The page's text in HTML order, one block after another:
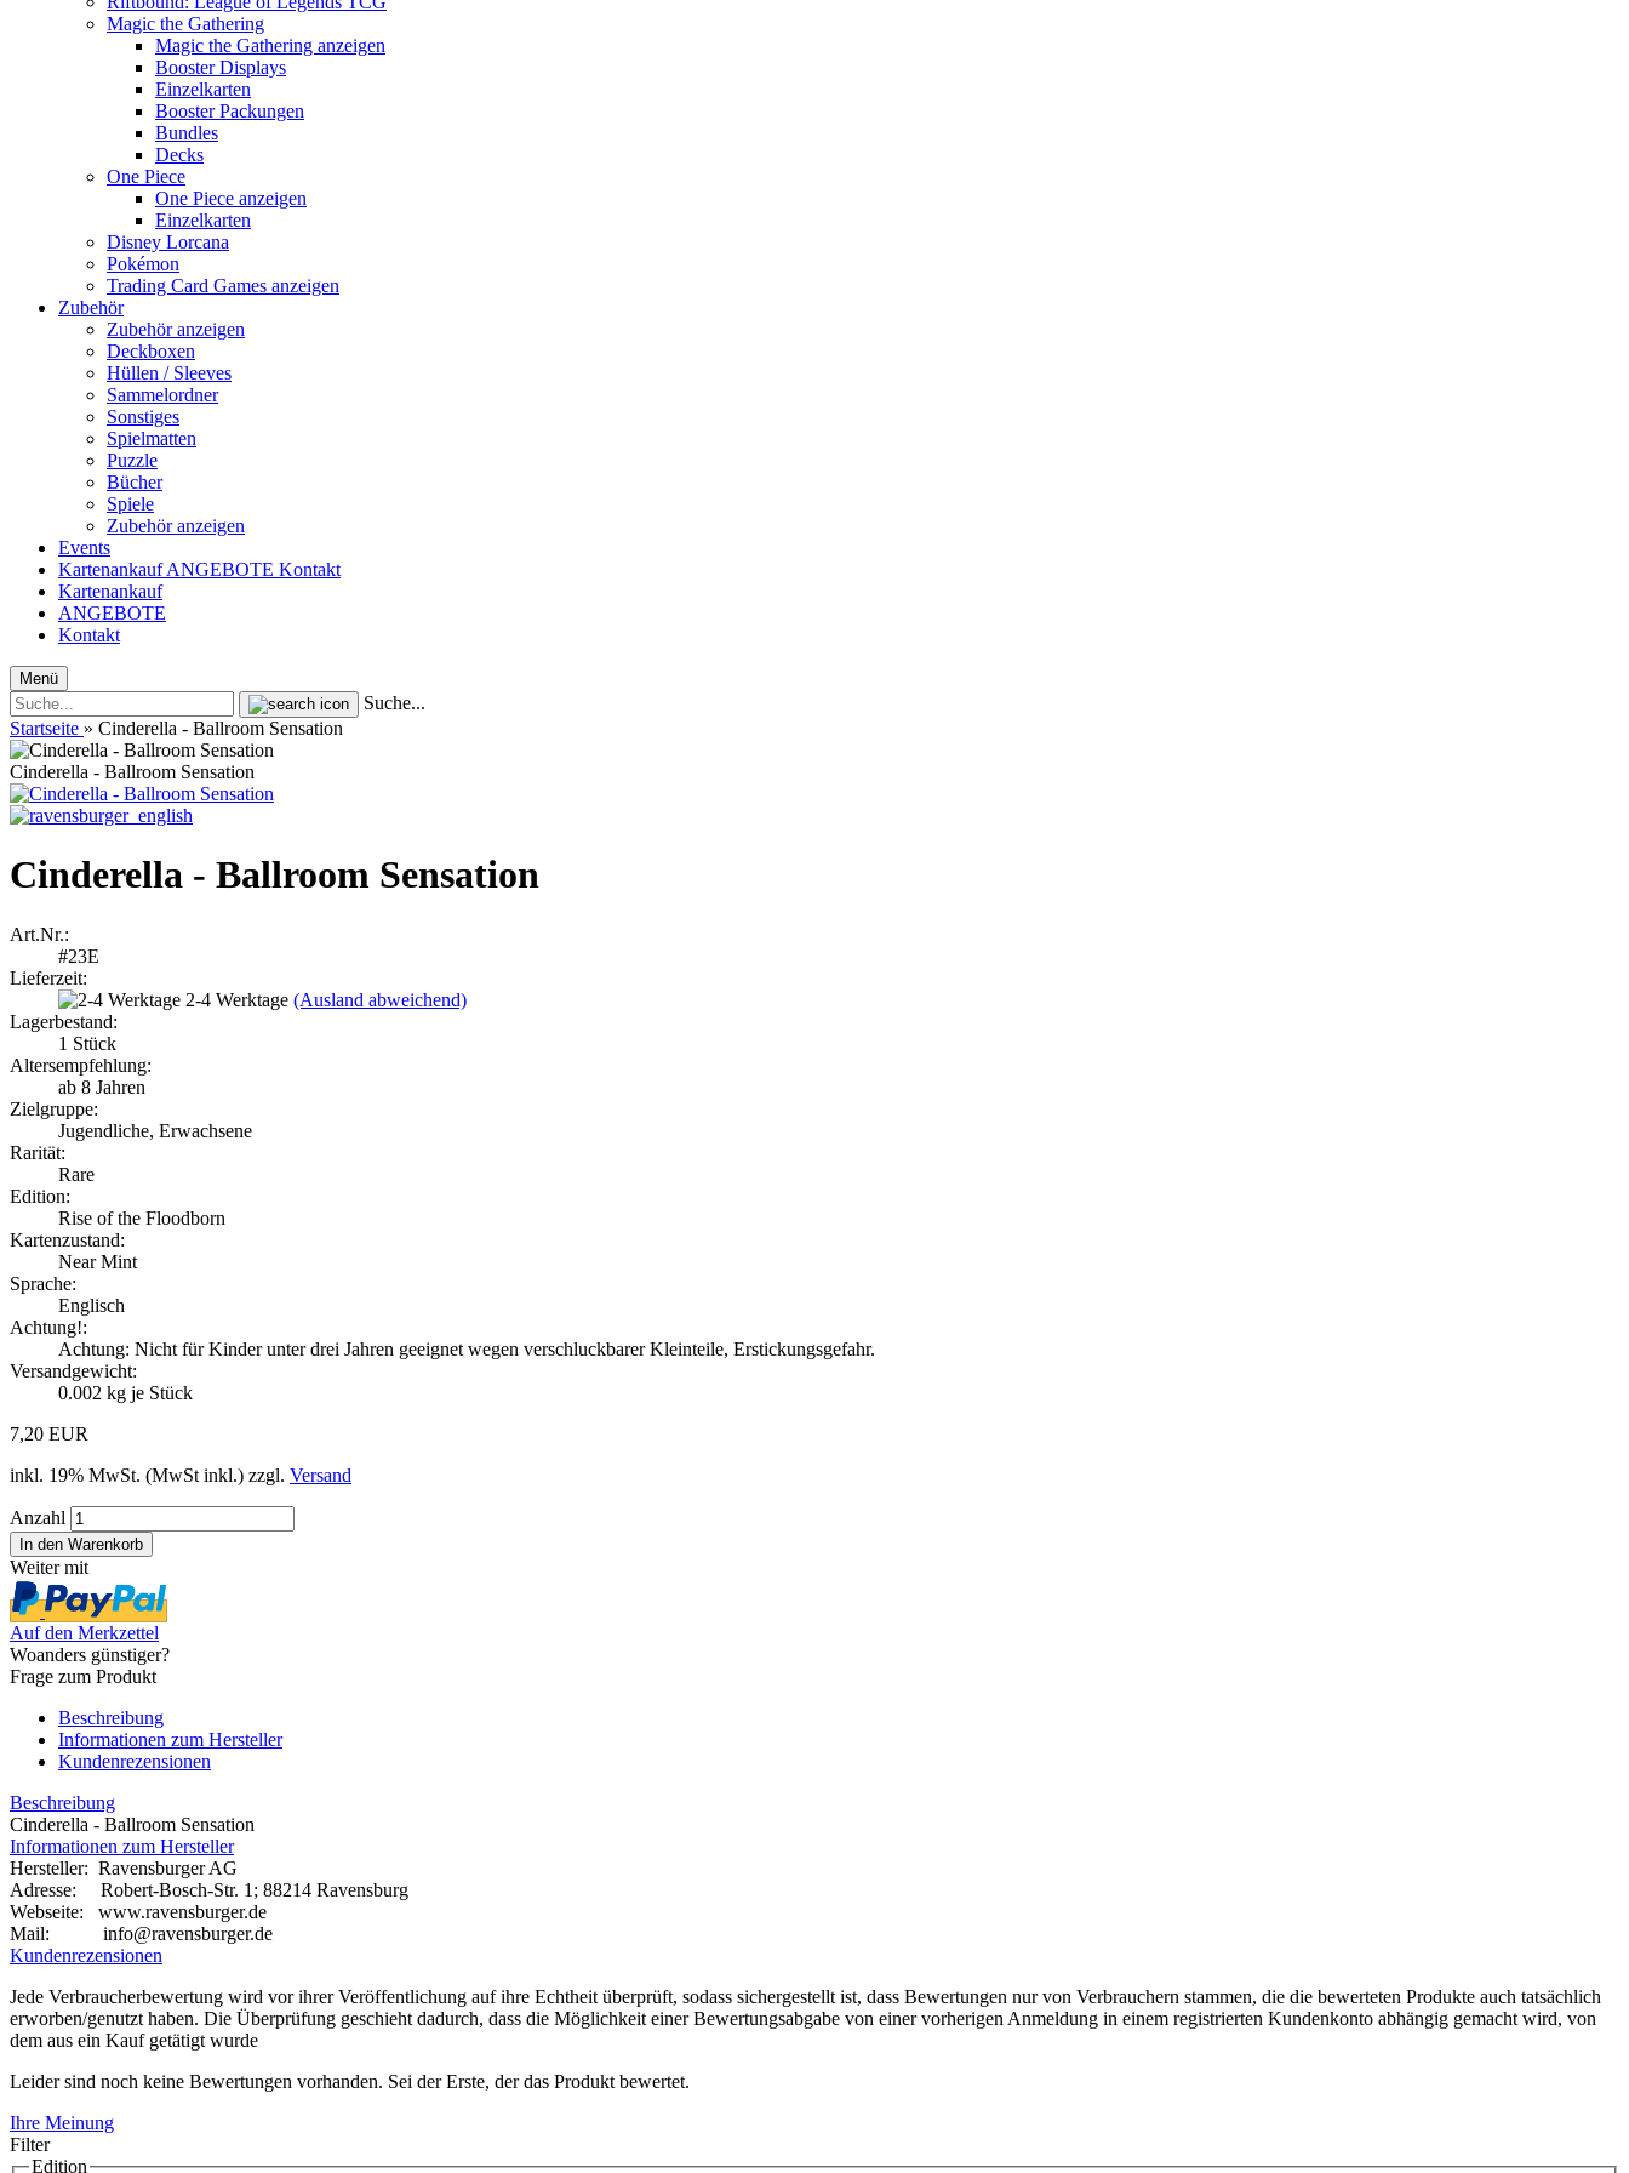
Magic the Gathering
Magic the Gathering anzeigen
Booster Displays
Einzelkarten
Booster Packungen
Bundles
Decks
One Piece
One Piece anzeigen
Einzelkarten
Disney Lorcana
Pokémon
Trading Card Games anzeigen
Zubehör
Zubehör anzeigen
Deckboxen
Hüllen / Sleeves
Sammelordner
Sonstiges
Spielmatten
Puzzle
Bücher
Spiele
Zubehör anzeigen
Events
KartenankaufANGEBOTE Kontakt
Kartenankauf
ANGEBOTE
Kontakt
Menü
Suche...
Startseite » Cinderella - Ballroom Sensation
Cinderella - Ballroom Sensation
Cinderella - Ballroom Sensation
Art.Nr.:
#23E
Lieferzeit:
2-4 Werktage (Ausland abweichend)
Lagerbestand:
1 Stück
Altersempfehlung:
ab 8 Jahren
Zielgruppe:
Jugendliche, Erwachsene
Rarität:
Rare
Edition:
Rise of the Floodborn
Kartenzustand:
Near Mint
Sprache:
Englisch
Achtung!:
Achtung: Nicht für Kinder unter drei Jahren geeignet wegen verschluckbarer Kleinteile, Erstickungsgefahr.
Versandgewicht:
0.002 kg je Stück
7,20 EUR
inkl. 19% MwSt. (MwSt inkl.) zzgl. Versand
Anzahl
Weiter mit
Auf den Merkzettel
Woanders günstiger?
Frage zum Produkt
Beschreibung
Informationen zum Hersteller
Kundenrezensionen
Beschreibung
Cinderella - Ballroom Sensation
Informationen zum Hersteller
Hersteller: Ravensburger AG
Adresse: Robert-Bosch-Str. 1; 88214 Ravensburg
Webseite:
www.ravensburger.de
Mail: info@ravensburger.de
Kundenrezensionen
Jede Verbraucherbewertung wird vor ihrer Veröffentlichung auf ihre Echtheit überprüft, sodass sichergestellt ist, dass Bewertungen nur von Verbrauchern stammen, die die bewerteten Produkte auch tatsächlich
erworben/genutzt haben. Die Überprüfung geschieht dadurch, dass die Möglichkeit einer Bewertungsabgabe von einer vorherigen Anmeldung in einem registrierten Kundenkonto abhängig gemacht wird, von
dem aus ein Kauf getätigt wurde
Leider sind noch keine Bewertungen vorhanden. Sei der Erste, der das Produkt bewertet.
Ihre Meinung
Filter
Edition